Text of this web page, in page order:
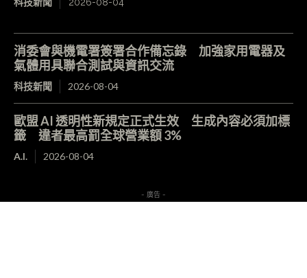
科技新聞 2026-08-04
消委會與機電署簽署合作備忘錄 加強家用電器及
氣體用具聯合測試與資訊交流
科技新聞 2026-08-04
歐盟 AI 透明性新規定正式生效 生成內容必須加標
籤 違者最高罰全球營業額 3%
A.I. 2026-08-04
- 廣告 -